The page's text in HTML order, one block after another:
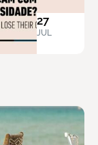
27
JUL